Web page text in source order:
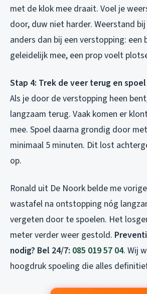
met de klok mee draait. Voel je
door, duw niet harder. Weerstand
anders dan bij een verstopping: een
geleidelijk mee, een prop voelt
Stap 4: Trek de veer terug en
Als je door de verstopping heen
langzaam terug. Vaak komen er
mee. Spoel daarna grondig door
minimaal 5 minuten. Dit lost
op.
Ronald uit De Noork belde me
wastafel na ontstopping nóg
vergeten door te spoelen. Het
meter verder weer gestold.
nodig? Bel 24/7: 085 019 57 04. Wij
hoogdruk spoeling die alles